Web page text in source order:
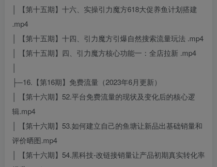
│ 【第十五期】十六、实操引力魔方618大促养鱼计划搭建
.mp4
│ 【第十五期】十四、引力魔方引爆自然搜索流量玩法 .mp4
│ 【第十五期】四、引力魔方核心功能一：全店拉新 .mp4
├─16.【第16期】免费流量（2023年6月更新）
│ 【第十六期】52.平台免费流量的现状及变化后的核心逻
辑.mp4
│ 【第十六期】53.如何建立自己的鱼塘让新品出基础销量和
评价晒图.mp4
│ 【第十六期】54.黑科技-改链接销量让产品初期真实转化率